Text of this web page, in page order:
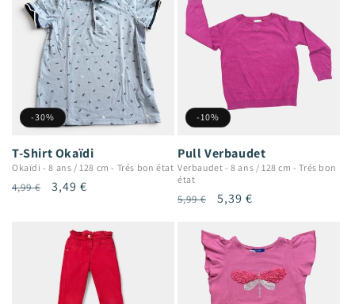
-30%
T-Shirt Okaïdi
Okaïdi -8 ans / 128 cm - Trés bon état
Prix
4,99 €
Prix
3,49 €
-10%
Pull Verbaudet
Verbaudet -8 ans / 128 cm -Trés bon
état
Prix
5,99 €
Prix
5,39 €